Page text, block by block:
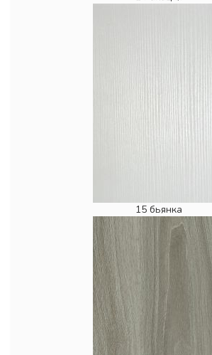
15 бьянка